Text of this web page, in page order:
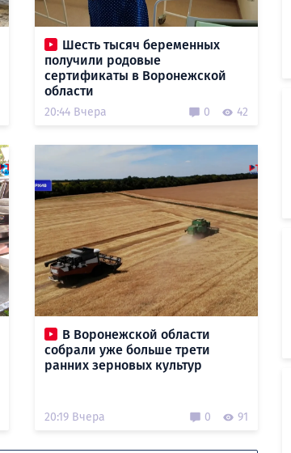
Шесть тысяч беременных
получили родовые
сертификаты в Воронежской
области
20:44 Вчера 0 42
В Воронежской области
собрали уже больше трети
ранних зерновых культур
20:19 Вчера 0 91